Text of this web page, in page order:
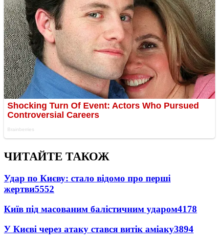
ЧИТАЙТЕ ТАКОЖ
Удар по Києву: стало відомо про перші
жертви5552
Київ під масованим балістичним ударом4178
У Києві через атаку стався витік аміаку3894